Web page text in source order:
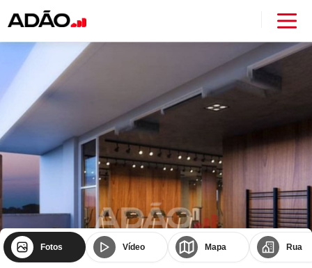
Fotos Vídeo Mapa Rua